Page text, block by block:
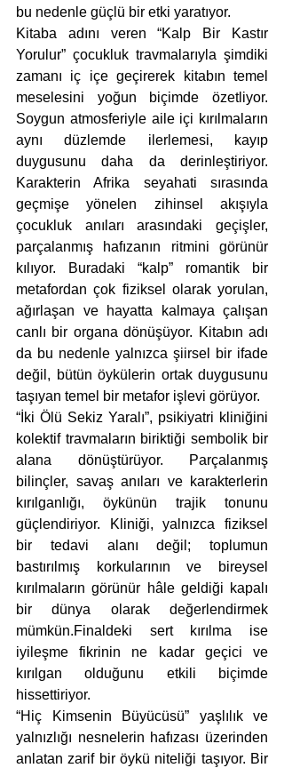
bu nedenle güçlü bir etki yaratıyor.
Kitaba adını veren “Kalp Bir Kastır
Yorulur” çocukluk travmalarıyla şimdiki
zamanı iç içe geçirerek kitabın temel
meselesini yoğun biçimde özetliyor.
Soygun atmosferiyle aile içi kırılmaların
aynı düzlemde ilerlemesi, kayıp
duygusunu daha da derinleştiriyor.
Karakterin Afrika seyahati sırasında
geçmişe yönelen zihinsel akışıyla
çocukluk anıları arasındaki geçişler,
parçalanmış hafızanın ritmini görünür
kılıyor. Buradaki “kalp” romantik bir
metafordan çok fiziksel olarak yorulan,
ağırlaşan ve hayatta kalmaya çalışan
canlı bir organa dönüşüyor. Kitabın adı
da bu nedenle yalnızca şiirsel bir ifade
değil, bütün öykülerin ortak duygusunu
taşıyan temel bir metafor işlevi görüyor.
“İki Ölü Sekiz Yaralı”, psikiyatri kliniğini
kolektif travmaların biriktiği sembolik bir
alana dönüştürüyor. Parçalanmış
bilinçler, savaş anıları ve karakterlerin
kırılganlığı, öykünün trajik tonunu
güçlendiriyor. Kliniği, yalnızca fiziksel
bir tedavi alanı değil; toplumun
bastırılmış korkularının ve bireysel
kırılmaların görünür hâle geldiği kapalı
bir dünya olarak değerlendirmek
mümkün.Finaldeki sert kırılma ise
iyileşme fikrinin ne kadar geçici ve
kırılgan olduğunu etkili biçimde
hissettiriyor.
“Hiç Kimsenin Büyücüsü” yaşlılık ve
yalnızlığı nesnelerin hafızası üzerinden
anlatan zarif bir öykü niteliği taşıyor. Bir